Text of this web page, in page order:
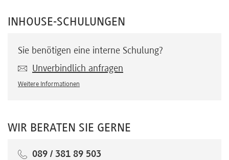
INHOUSE-SCHULUNGEN
Sie benötigen eine interne Schulung?
Unverbindlich anfragen
Weitere Informationen
WIR BERATEN SIE GERNE
089 / 381 89 503